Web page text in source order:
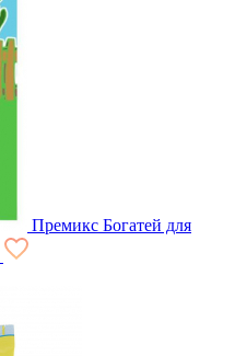
Премикс Богатей для